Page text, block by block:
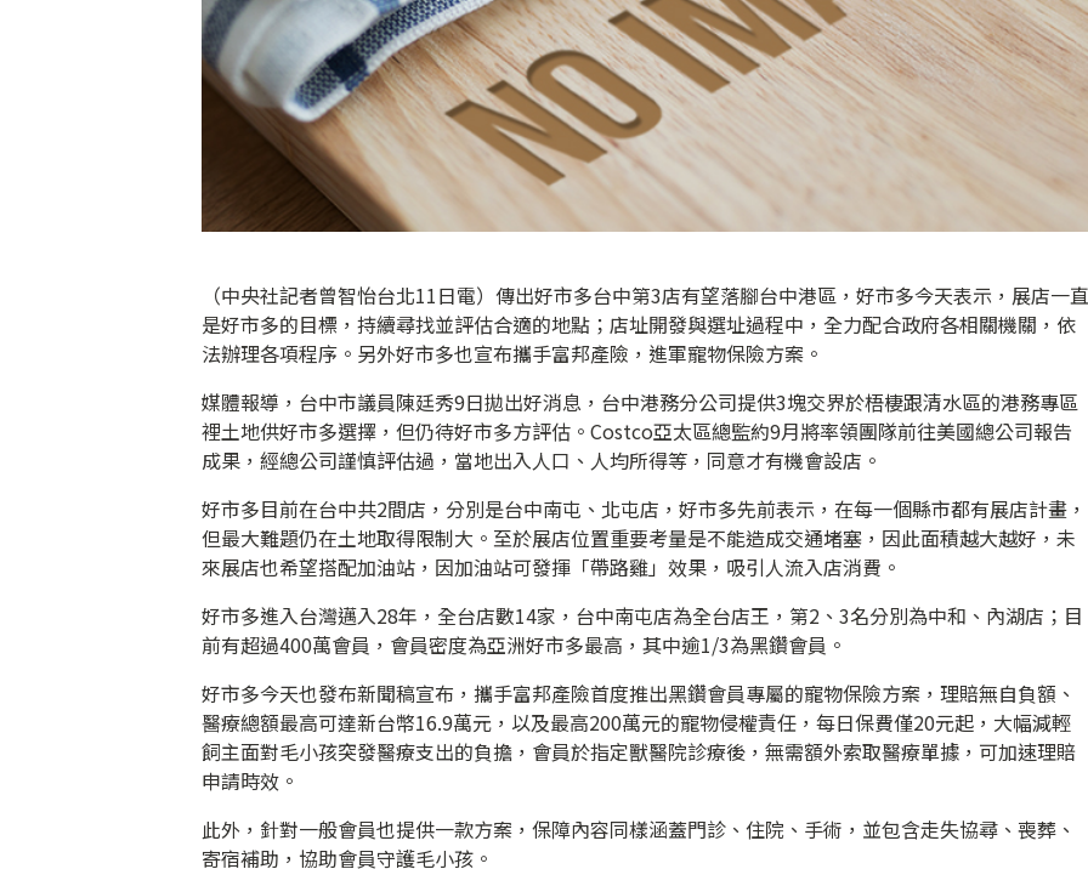
（中央社記者曾智怡台北11日電）傳出好市多台中第3店有望落腳台中港區，好市多今天表示，展店一直
是好市多的目標，持續尋找並評估合適的地點；店址開發與選址過程中，全力配合政府各相關機關，依
法辦理各項程序。另外好市多也宣布攜手富邦產險，進軍寵物保險方案。
媒體報導，台中市議員陳廷秀9日拋出好消息，台中港務分公司提供3塊交界於梧棲跟清水區的港務專區
裡土地供好市多選擇，但仍待好市多方評估。Costco亞太區總監約9月將率領團隊前往美國總公司報告
成果，經總公司謹慎評估過，當地出入人口、人均所得等，同意才有機會設店。
好市多目前在台中共2間店，分別是台中南屯、北屯店，好市多先前表示，在每一個縣市都有展店計畫，
但最大難題仍在土地取得限制大。至於展店位置重要考量是不能造成交通堵塞，因此面積越大越好，未
來展店也希望搭配加油站，因加油站可發揮「帶路雞」效果，吸引人流入店消費。
好市多進入台灣邁入28年，全台店數14家，台中南屯店為全台店王，第2、3名分別為中和、內湖店；目
前有超過400萬會員，會員密度為亞洲好市多最高，其中逾1/3為黑鑽會員。
好市多今天也發布新聞稿宣布，攜手富邦產險首度推出黑鑽會員專屬的寵物保險方案，理賠無自負額、
醫療總額最高可達新台幣16.9萬元，以及最高200萬元的寵物侵權責任，每日保費僅20元起，大幅減輕
飼主面對毛小孩突發醫療支出的負擔，會員於指定獸醫院診療後，無需額外索取醫療單據，可加速理賠
申請時效。
此外，針對一般會員也提供一款方案，保障內容同樣涵蓋門診、住院、手術，並包含走失協尋、喪葬、
寄宿補助，協助會員守護毛小孩。